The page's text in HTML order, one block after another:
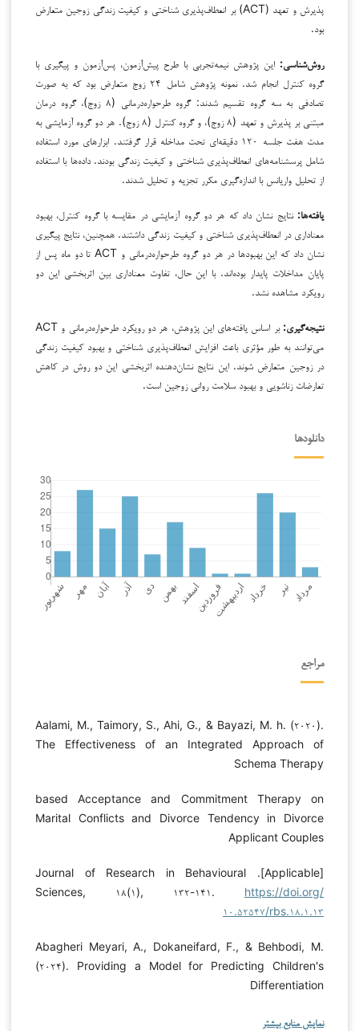
پذیرش و تعهد (ACT) بر انعطاف‌پذیری شناختی و کیفیت زندگی زوجین متعارض
بود.
روش‌شناسی: این پژوهش نیمه‌تجربی با طرح پیش‌آزمون، پس‌آزمون و پیگیری با
گروه کنترل انجام شد. نمونه پژوهش شامل ۲۴ زوج متعارض بود که به صورت
تصادفی به سه گروه تقسیم شدند: گروه طرحواره‌درمانی (۸ زوج)، گروه درمان
مبتنی بر پذیرش و تعهد (۸ زوج)، و گروه کنترل (۸ زوج). هر دو گروه آزمایشی به
مدت هفت جلسه ۱۲۰ دقیقه‌ای تحت مداخله قرار گرفتند. ابزارهای مورد استفاده
شامل پرسشنامه‌های انعطاف‌پذیری شناختی و کیفیت زندگی بودند. داده‌ها با استفاده
از تحلیل واریانس با اندازه‌گیری مکرر تجزیه و تحلیل شدند.
یافته‌ها: نتایج نشان داد که هر دو گروه آزمایشی در مقایسه با گروه کنترل، بهبود
معناداری در انعطاف‌پذیری شناختی و کیفیت زندگی داشتند. همچنین، نتایج پیگیری
نشان داد که این بهبودها در هر دو گروه طرحواره‌درمانی و ACT تا دو ماه پس از
پایان مداخلات پایدار بوده‌اند. با این حال، تفاوت معناداری بین اثربخشی این دو
رویکرد مشاهده نشد.
نتیجه‌گیری:
بر اساس یافته‌های این پژوهش، هر دو رویکرد طرحواره‌درمانی و ACT
می‌توانند به طور مؤثری باعث افزایش انعطاف‌پذیری شناختی و بهبود کیفیت زندگی
در زوجین متعارض شوند. این نتایج نشان‌دهنده اثربخشی این دو روش در کاهش
تعارضات زناشویی و بهبود سلامت روانی زوجین است.
دانلودها
مراجع
Aalami, M., Taimory, S., Ahi, G., & Bayazi, M. h. (۲۰۲۰).
The Effectiveness of an Integrated Approach of
Schema Therapy
based Acceptance and Commitment Therapy on
Marital Conflicts and Divorce Tendency in Divorce
Applicant Couples
[Applicable]. Journal of Research in Behavioural
Sciences, ۱۸(۱), ۱۳۲-۱۴۱. https://doi.org/
۱۰.۵۲۵۴۷/rbs.۱۸.۱.۱۳
Abagheri Meyari, A., Dokaneifard, F., & Behbodi, M.
(۲۰۲۴). Providing a Model for Predicting Children's
Differentiation
نمایش منابع بیشتر